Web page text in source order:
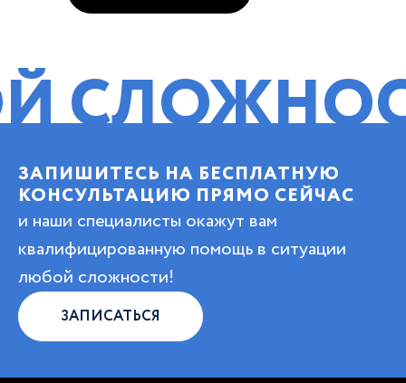
ЗАПИШИТЕСЬ НА БЕСПЛАТНУЮ
КОНСУЛЬТАЦИЮ ПРЯМО СЕЙЧАС
и наши специалисты окажут вам
квалифицированную помощь в ситуации
любой сложности!
ЗАПИСАТЬСЯ